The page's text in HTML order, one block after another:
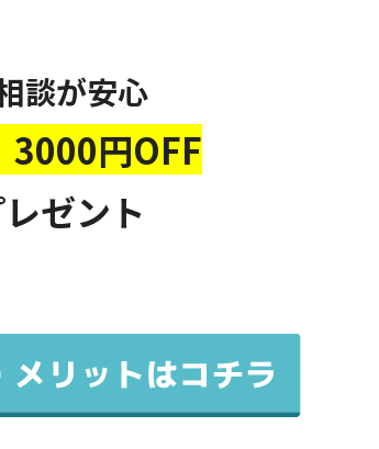
談が安心
3000円OFF
ゼント